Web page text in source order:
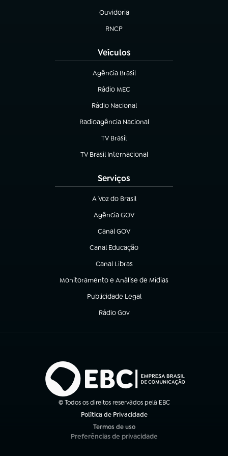
Ouvidoria
(abre em nova aba)
RNCP
(abre em nova aba)
Veículos
Agência Brasil
(abre em nova aba)
Rádio MEC
(abre em nova aba)
Rádio Nacional
Radioagência Nacional
(abre em nova aba)
TV Brasil
(abre em nova aba)
TV Brasil Internacional
(abre em nova aba)
Serviços
A Voz do Brasil
(abre em nova aba)
Agência GOV
(abre em nova aba)
Canal GOV
(abre em nova aba)
Canal Educação
(abre em nova aba)
Canal Libras
(abre em nova aba)
Monitoramento e Análise de Mídias
(abre em nova aba)
Publicidade Legal
(abre em nova aba)
Rádio Gov
(abre em nova aba)
© Todos os direitos reservados pela EBC
Política de Privacidade
Termos de uso
(abre em nova aba)
Preferências de privacidade